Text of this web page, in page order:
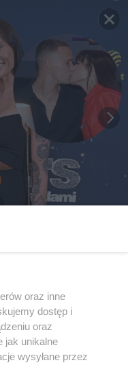
oraz inne
dostęp i
oraz
jak unikalne
wysyłane przez